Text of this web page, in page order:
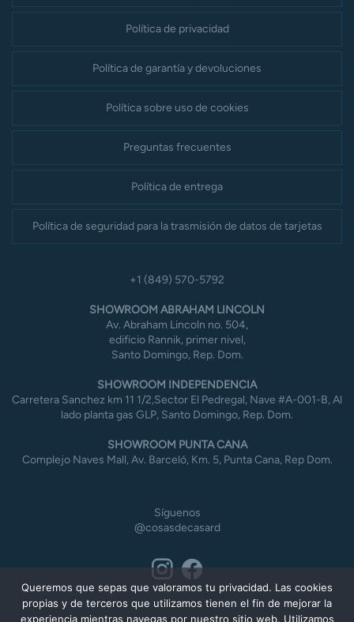
Política de privacidad
Política de garantía y devoluciones
Política sobre uso de cookies
Preguntas frecuentes
Política de entrega
Política de seguridad para la trasmisión de datos de tarjetas
+1 (849) 570-5792
SHOWROOM ABRAHAM LINCOLN
Av. Abraham Lincoln no. 504,
edificio Rannik, primer nivel,
Santo Domingo, Rep. Dom.
SHOWROOM INDEPENDENCIA
Carretera Sanchez km 11 1/2,Sector El Pedregal, Nave #A-001-B, Al
lado planta gas GLP, Santo Domingo, Rep. Dom.
SHOWROOM PUNTA CANA
Complejo Naves Mall, Av. Barceló, Km. 5, Punta Cana, Rep Dom.
Síguenos
@cosasdecasard
Queremos que sepas que valoramos tu privacidad. Las cookies
propias y de terceros que utilizamos tienen el fin de mejorar la
experiencia mientras navegas por nuestro sitio web. Utilizamos